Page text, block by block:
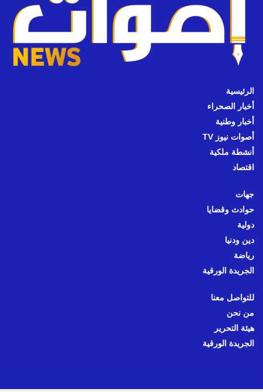
الرئيسية
أخبار الصحراء
أخبار وطنية
أصوات نيوز TV
أنشطة ملكية
اقتصاد
جهات
حوادث وقضايا
دولية
دين ودنيا
رياضة
الجريدة الورقية
للتواصل معنا
من نحن
هيئة التحرير
الجريدة الورقية